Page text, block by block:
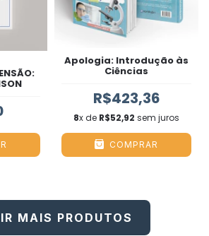
Apologia: Introdução às
Ciências
R$423,36
8x de R$52,92 sem juros
COMPRAR
MAIS PRODUTOS